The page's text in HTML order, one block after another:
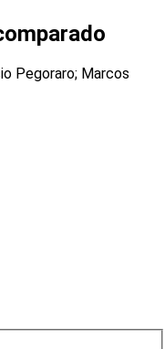
Pegoraro; Marcos